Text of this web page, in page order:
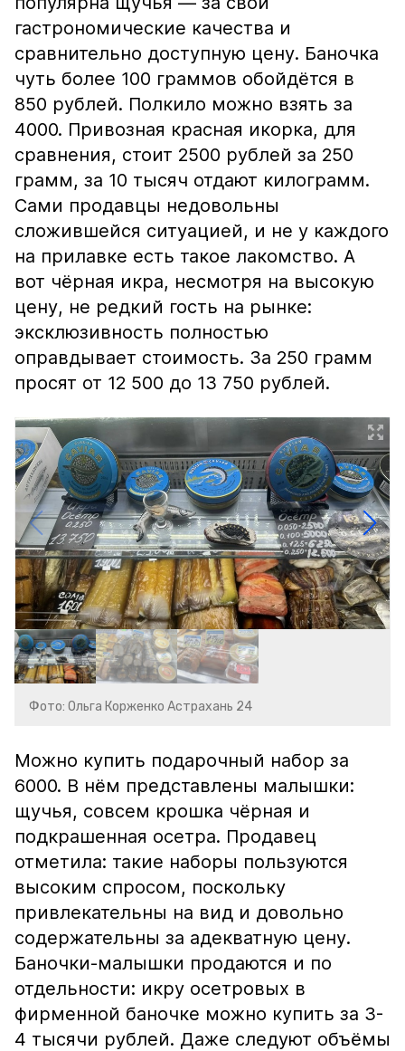
гастрономические качества и
сравнительно доступную цену. Баночка
чуть более 100 граммов обойдётся в
850 рублей. Полкило можно взять за
4000. Привозная красная икорка, для
сравнения, стоит 2500 рублей за 250
грамм, за 10 тысяч отдают килограмм.
Сами продавцы недовольны
сложившейся ситуацией, и не у каждого
на прилавке есть такое лакомство. А
вот чёрная икра, несмотря на высокую
цену, не редкий гость на рынке:
эксклюзивность полностью
оправдывает стоимость. За 250 грамм
просят от 12 500 до 13 750 рублей.
Фото: Ольга Корженко Астрахань 24
Можно купить подарочный набор за
6000. В нём представлены малышки:
щучья, совсем крошка чёрная и
подкрашенная осетра. Продавец
отметила: такие наборы пользуются
высоким спросом, поскольку
привлекательны на вид и довольно
содержательны за адекватную цену.
Баночки-малышки продаются и по
отдельности: икру осетровых в
фирменной баночке можно купить за 3-
4 тысячи рублей. Даже следуют объёмы